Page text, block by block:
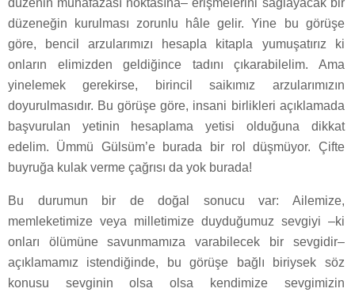
düzenin muhafazası noktasına– erişmelerini sağlayacak bir
düzeneğin kurulması zorunlu hâle gelir. Yine bu görüşe
göre, bencil arzularımızı hesapla kitapla yumuşatırız ki
onların elimizden geldiğince tadını çıkarabilelim. Ama
yinelemek gerekirse, birincil saikımız arzularımızın
doyurulmasıdır. Bu görüşe göre, insani birlikleri açıklamada
başvurulan yetinin hesaplama yetisi olduğuna dikkat
edelim. Ümmü Gülsüm’e burada bir rol düşmüyor. Çifte
buyruğa kulak verme çağrısı da yok burada!
Bu durumun bir de doğal sonucu var: Ailemize,
memleketimize veya milletimize duyduğumuz sevgiyi –ki
onları ölümüne savunmamıza varabilecek bir sevgidir–
açıklamamız istendiğinde, bu görüşe bağlı biriysek söz
konusu sevginin olsa olsa kendimize sevgimizin